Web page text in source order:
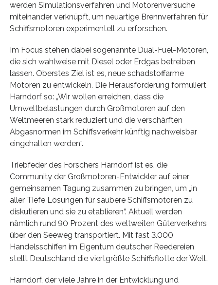
werden Simulationsverfahren und Motorenversuche
miteinander verknüpft, um neuartige Brennverfahren für
Schiffsmotoren experimentell zu erforschen.
Im Focus stehen dabei sogenannte Dual-Fuel-Motoren,
die sich wahlweise mit Diesel oder Erdgas betreiben
lassen. Oberstes Ziel ist es, neue schadstoffarme
Motoren zu entwickeln. Die Herausforderung formuliert
Harndorf so: „Wir wollen erreichen, dass die
Umweltbelastungen durch Großmotoren auf den
Weltmeeren stark reduziert und die verschärften
Abgasnormen im Schiffsverkehr künftig nachweisbar
eingehalten werden“.
Triebfeder des Forschers Harndorf ist es, die
Community der Großmotoren-Entwickler auf einer
gemeinsamen Tagung zusammen zu bringen, um „in
aller Tiefe Lösungen für saubere Schiffsmotoren zu
diskutieren und sie zu etablieren“. Aktuell werden
nämlich rund 90 Prozent des weltweiten Güterverkehrs
über den Seeweg transportiert. Mit fast 3.000
Handelsschiffen im Eigentum deutscher Reedereien
stellt Deutschland die viertgrößte Schiffsflotte der Welt.
Harndorf, der viele Jahre in der Entwicklung und